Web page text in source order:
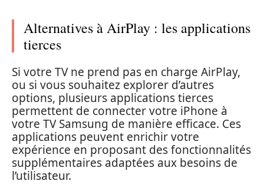
Alternatives à AirPlay : les applications
tierces
Si votre TV ne prend pas en charge AirPlay,
ou si vous souhaitez explorer d’autres
options, plusieurs applications tierces
permettent de connecter votre iPhone à
votre TV Samsung de manière efficace. Ces
applications peuvent enrichir votre
expérience en proposant des fonctionnalités
supplémentaires adaptées aux besoins de
l’utilisateur.